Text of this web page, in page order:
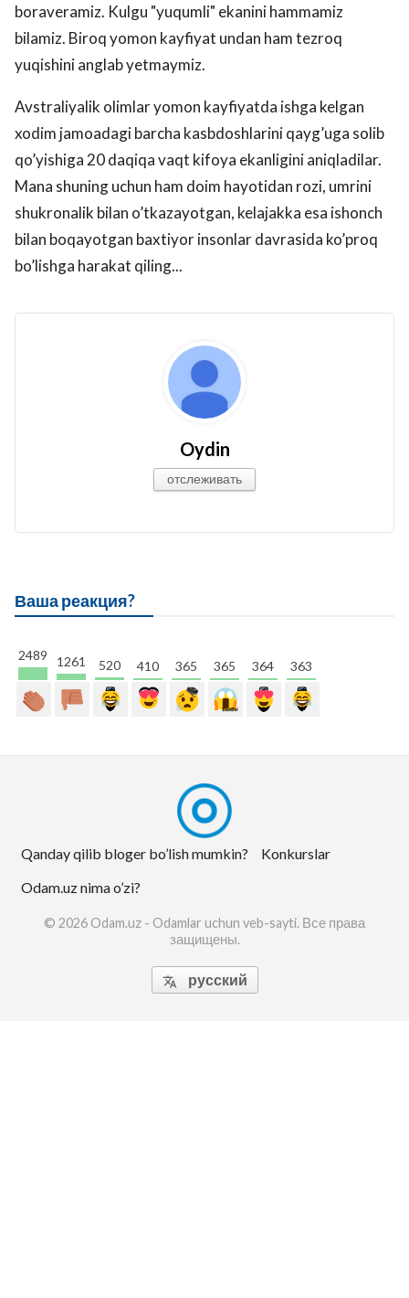
boraveramiz. Kulgu "yuqumli" ekanini hammamiz
bilamiz. Biroq yomon kayfiyat undan ham tezroq
yuqishini anglab yetmaymiz.
Avstraliyalik olimlar yomon kayfiyatda ishga kelgan
xodim jamoadagi barcha kasbdoshlarini qayg’uga solib
qo’yishiga 20 daqiqa vaqt kifoya ekanligini aniqladilar.
Mana shuning uchun ham doim hayotidan rozi, umrini
shukronalik bilan o’tkazayotgan, kelajakka esa ishonch
bilan boqayotgan baxtiyor insonlar davrasida ko’proq
bo’lishga harakat qiling...
Oydin
отслеживать
Ваша реакция?
2489 1261 520 410 365 365 364 363
Qanday qilib bloger bo’lish mumkin?
Konkurslar
Odam.uz nima o’zi?
© 2026 Odam.uz - Odamlar uchun veb-sayti. Все права
защищены.
 русский